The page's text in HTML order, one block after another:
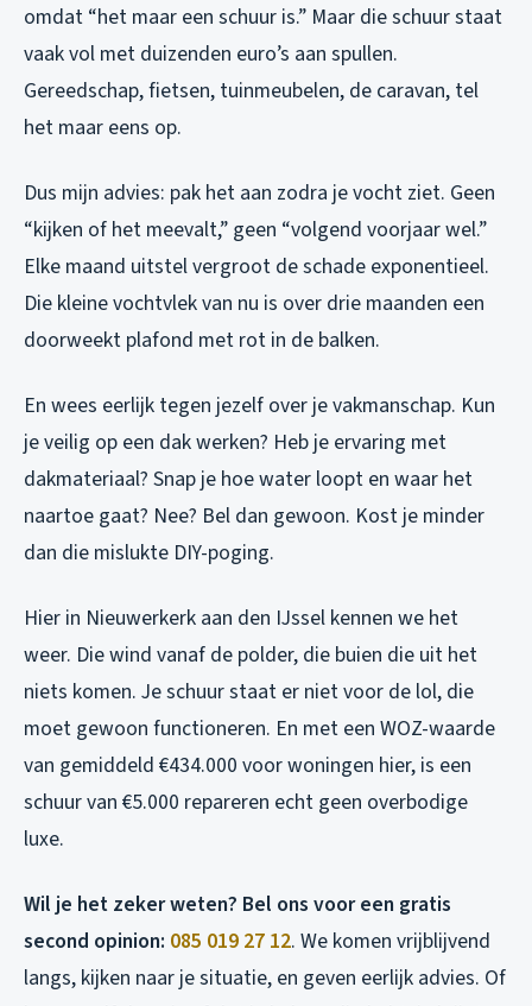
omdat “het maar een schuur is.” Maar die schuur staat
vaak vol met duizenden euro’s aan spullen.
Gereedschap, fietsen, tuinmeubelen, de caravan, tel
het maar eens op.
Dus mijn advies: pak het aan zodra je vocht ziet. Geen
“kijken of het meevalt,” geen “volgend voorjaar wel.”
Elke maand uitstel vergroot de schade exponentieel.
Die kleine vochtvlek van nu is over drie maanden een
doorweekt plafond met rot in de balken.
En wees eerlijk tegen jezelf over je vakmanschap. Kun
je veilig op een dak werken? Heb je ervaring met
dakmateriaal? Snap je hoe water loopt en waar het
naartoe gaat? Nee? Bel dan gewoon. Kost je minder
dan die mislukte DIY-poging.
Hier in Nieuwerkerk aan den IJssel kennen we het
weer. Die wind vanaf de polder, die buien die uit het
niets komen. Je schuur staat er niet voor de lol, die
moet gewoon functioneren. En met een WOZ-waarde
van gemiddeld €434.000 voor woningen hier, is een
schuur van €5.000 repareren echt geen overbodige
luxe.
Wil je het zeker weten? Bel ons voor een gratis
second opinion: 085 019 27 12. We komen vrijblijvend
langs, kijken naar je situatie, en geven eerlijk advies. Of